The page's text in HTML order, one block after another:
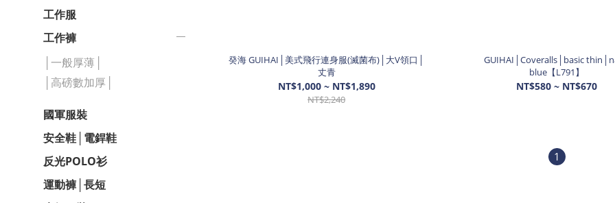
工作服
工作褲
│一般厚薄│
│高磅數加厚│
國軍服裝
安全鞋│電銲鞋
反光POLO衫
運動褲│長短
癸海 GUIHAI│美式飛行連身服(滅菌布)│大V領口│
丈青
NT$1,000 ~ NT$1,890
NT$2,240
GUIHAI│Coveralls│basic
blue【L791】
NT$580 ~ NT$670
1